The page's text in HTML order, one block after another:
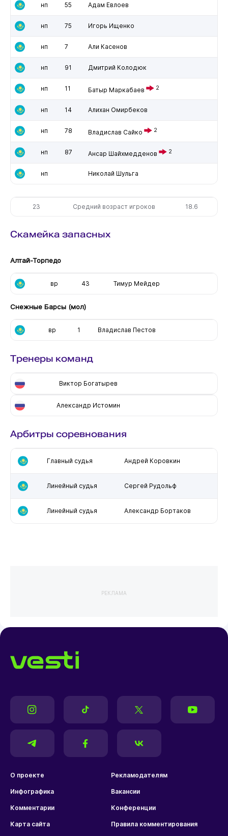
нп 55 Адам Евлоев
нп 75 Игорь Ищенко
нп 7 Али Касенов
нп 91 Дмитрий Колодюк
нп 11 Батыр Маркабаев 2
нп 14 Алихан Омирбеков
нп 78 Владислав Сайко 2
нп 87 Ансар Шайхмедденов 2
нп Николай Шульга
23 Средний возраст игроков 18.6
Скамейка запасных
Алтай-Торпедо
вр 43 Тимур Мейдер
Снежные Барсы (мол)
вр 1 Владислав Пестов
Тренеры команд
Виктор Богатырев
Александр Истомин
Арбитры соревнования
Главный судья Андрей Коровкин
Линейный судья Сергей Рудольф
Линейный судья Александр Бортаков
РЕКЛАМА
О проекте Рекламодателям
Инфографика Вакансии
Комментарии Конференции
Карта сайта Правила комментирования